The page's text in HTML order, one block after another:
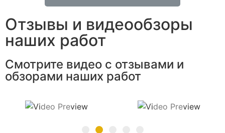
Отзывы и видеообзоры
наших работ
Смотрите видео с отзывами и
обзорами наших работ